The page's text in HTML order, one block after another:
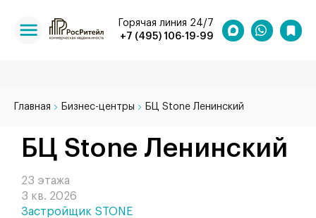
+7 (495) 106-19-99
Горячая линия 24/7
Главная Бизнес-центры БЦ Stone Ленинский
БЦ Stone Ленинский
23 этажа
3 кв. 2026
Застройщик STONE